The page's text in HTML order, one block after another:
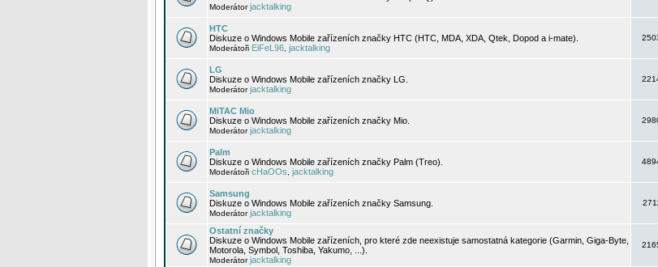
Moderátorjacktalking
HTC
Diskuze o Windows Mobile zařízeních značky HTC (HTC, MDA, XDA, Qtek, Dopod a i-mate).
Moderátoři EiFeL96 jacktalking
LG
Diskuze o Windows Mobile zařízeních značky LG.
Moderátorjacktalking
MiTAC Mio
Diskuze o Windows Mobile zařízeních značky Mio.
Moderátorjacktalking
Palm
Diskuze o Windows Mobile zařízeních značky Palm (Treo).
Moderátoři cHaOOs jacktalking
Samsung
Diskuze o Windows Mobile zařízeních značky Samsung.
Moderátorjacktalking
Ostatní značky
Diskuze o Windows Mobile zařízeních, pro které zde neexistuje samostatná kategorie (Garmin, Giga-Byte,
Motorola, Symbol, Toshiba, Yakumo, ...).
Moderátorjacktalking